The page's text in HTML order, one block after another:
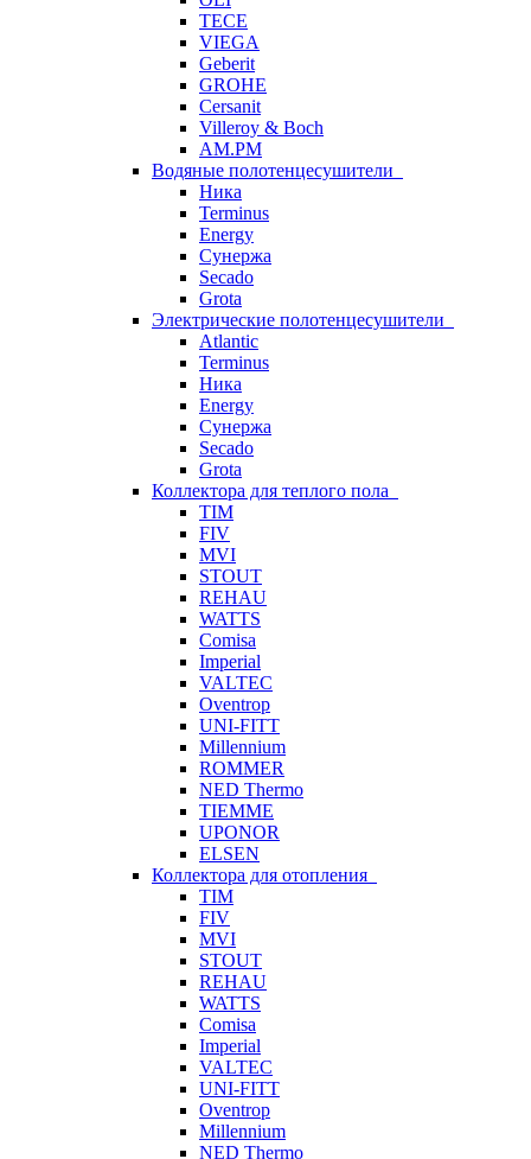
TECE
VIEGA
Geberit
GROHE
Cersanit
Villeroy & Boch
AM.PM
Водяные полотенцесушители
Ника
Terminus
Energy
Сунержа
Secado
Grota
Электрические полотенцесушители
Atlantic
Terminus
Ника
Energy
Сунержа
Secado
Grota
Коллектора для теплого пола
TIM
FIV
MVI
STOUT
REHAU
WATTS
Comisa
Imperial
VALTEC
Oventrop
UNI-FITT
Millennium
ROMMER
NED Thermo
TIEMME
UPONOR
ELSEN
Коллектора для отопления
TIM
FIV
MVI
STOUT
REHAU
WATTS
Comisa
Imperial
VALTEC
UNI-FITT
Oventrop
Millennium
NED Thermo